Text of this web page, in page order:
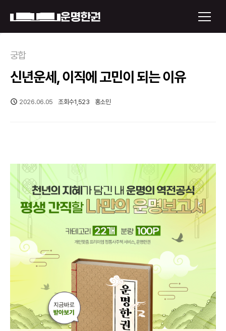
운명한권 보기
미래 배우자 얼굴
신년운세
토정비결
오늘의 운세
궁합
택일
꿈해몽
회원가입
궁합
신년운세, 이직에 고민이 되는 이유
2026.06.05 조회수1,523 홍소민